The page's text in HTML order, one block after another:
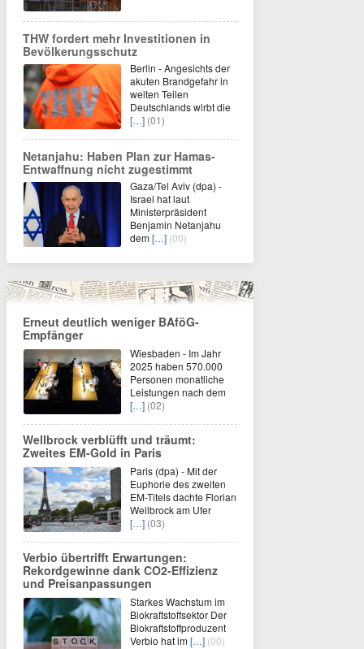
THW fordert mehr Investitionen in
Bevölkerungsschutz
Berlin - Angesichts der
akuten Brandgefahr in
weiten Teilen
Deutschlands wirbt die
[…] (01)
Netanjahu: Haben Plan zur Hamas-
Entwaffnung nicht zugestimmt
Gaza/Tel Aviv (dpa) -
Israel hat laut
Ministerpräsident
Benjamin Netanjahu
dem[…] (00)
Erneut deutlich weniger BAföG-
Empfänger
Wiesbaden - Im Jahr
2025 haben 570.000
Personen monatliche
Leistungen nach dem
[…] (02)
Wellbrock verblüfft und träumt:
Zweites EM-Gold in Paris
Paris (dpa) - Mit der
Euphorie des zweiten
EM-Titels dachte Florian
Wellbrock am Ufer
[…] (03)
Verbio übertrifft Erwartungen:
Rekordgewinne dank CO2-Effizienz
und Preisanpassungen
Starkes Wachstum im
Biokraftstoffsektor Der
Biokraftstoffproduzent
Verbio hat im[…] (00)